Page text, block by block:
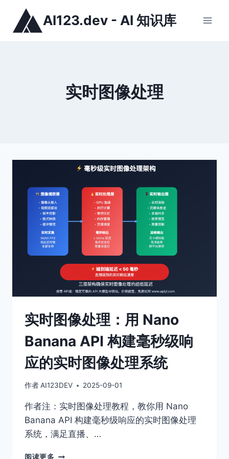
AI123.dev - AI 知识库
实时图像处理
实时图像处理：用 Nano
Banana API 构建毫秒级响
应的实时图像处理系统
作者AI123DEV 2025-09-01
作者注：实时图像处理教程，教你用 Nano
Banana API 构建毫秒级响应的实时图像处理
系统，满足直播、…
阅读更多 实